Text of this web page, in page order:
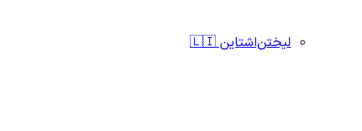
لیختن‌اشتاین 🇱🇮